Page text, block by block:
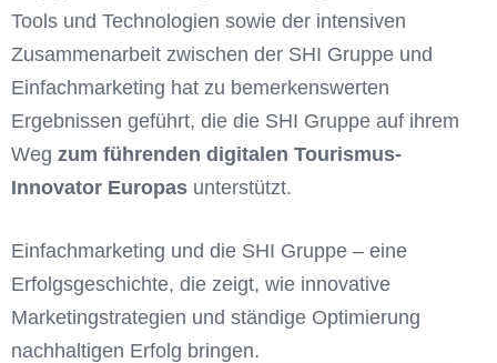
Tools und Technologien sowie der intensiven
Zusammenarbeit zwischen der SHI Gruppe und
Einfachmarketing hat zu bemerkenswerten
Ergebnissen geführt, die die SHI Gruppe auf ihrem
Weg zum führenden digitalen Tourismus-
Innovator Europas unterstützt.
Einfachmarketing und die SHI Gruppe – eine
Erfolgsgeschichte, die zeigt, wie innovative
Marketingstrategien und ständige Optimierung
nachhaltigen Erfolg bringen.